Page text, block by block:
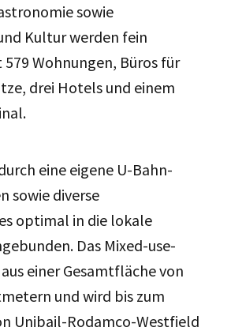
sowie
Kultur werden fein
Wohnungen, Büros für
drei Hotels und einem
eine eigene U-Bahn-
sowie diverse
optimal in die lokale
Das Mixed-use-
einer Gesamtfläche von
und wird bis zum
Unibail-Rodamco-Westfield